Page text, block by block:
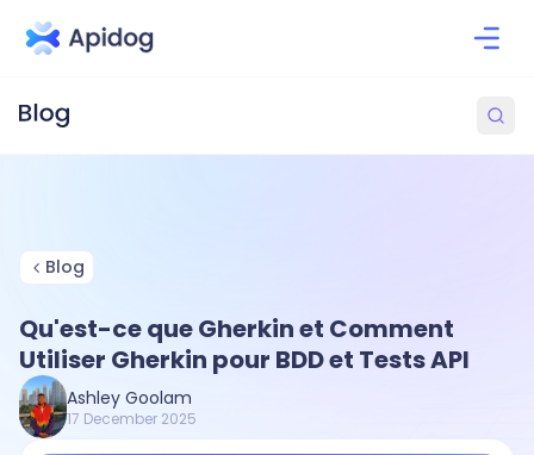
Blog
Qu'est-ce que Gherkin et Comment
Utiliser Gherkin pour BDD et Tests API
Ashley Goolam
17 December 2025